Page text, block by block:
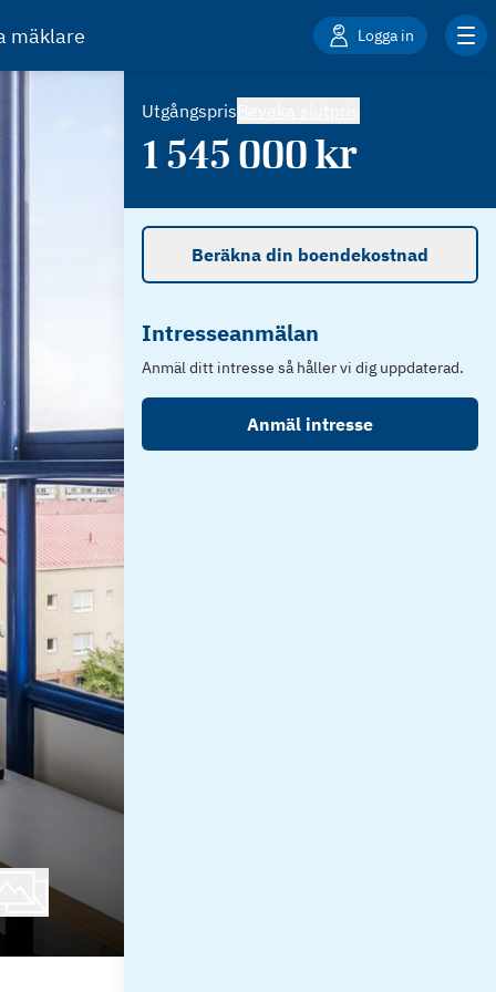
mäklare Logga in
Utgångspris
1 545 000kr
Beräkna din boendekostnad
Intresseanmälan
Anmäl ditt intresse så håller vi dig uppdaterad.
Anmäl intresse